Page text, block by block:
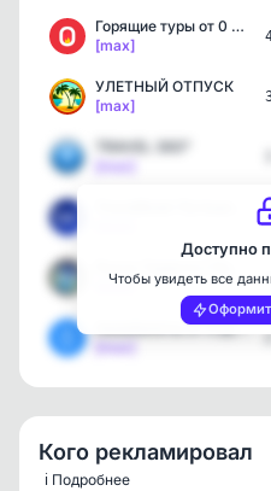
Горящие туры от 0 рублей
[max]
УЛЕТНЫЙ ОТПУСК
[max]
TRAVEL 360°
2
[max]
Авиабилеты от 0 рублей
Доступно
Чтобы увидеть все
Кого рекламировал
ℹ️ Подробнее